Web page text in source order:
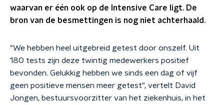
waarvan er één ook op de Intensive Care ligt. De
bron van de besmettingen is nog niet achterhaald.
"We hebben heel uitgebreid getest door onszelf. Uit
180 tests zijn deze twintig medewerkers positief
bevonden. Gelukkig hebben we sinds een dag of vijf
geen positieve mensen meer getest", vertelt David
Jongen, bestuursvoorzitter van het ziekenhuis, in het